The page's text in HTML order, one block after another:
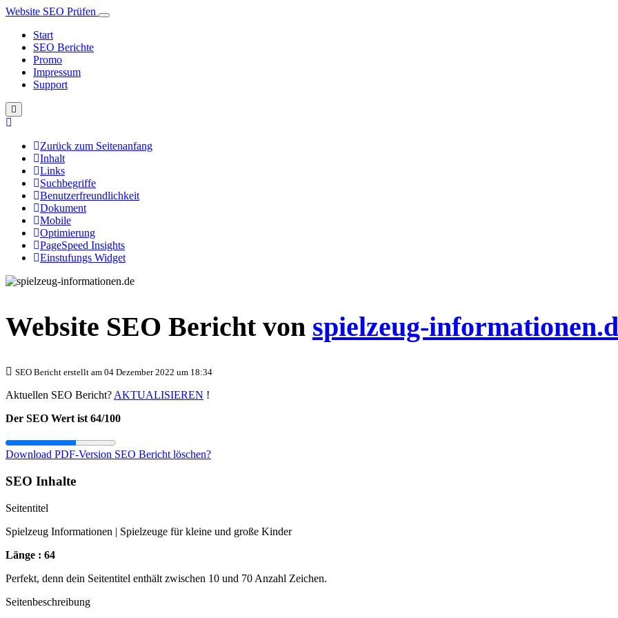
Website SEO Prüfen
Start
SEO Berichte
Promo
Impressum
Support
Zurück zum Seitenanfang
Inhalt
Links
Suchbegriffe
Benutzerfreundlichkeit
Dokument
Mobile
Optimierung
PageSpeed Insights
Einstufungs Widget
Website SEO Bericht von spielzeug-
SEO Bericht erstellt am 04 Dezember 2022 um 18:34
Aktuellen SEO Bericht? AKTUALISIEREN !
Der SEO Wert ist 64/100
Download PDF-Version SEO Bericht löschen?
SEO Inhalte
Seitentitel
Spielzeug Informationen | Spielzeuge für kleine und große Kinder
Länge : 64
Perfekt, denn dein Seitentitel enthält zwischen 10 und 70 Anzahl Zeichen.
Seitenbeschreibung